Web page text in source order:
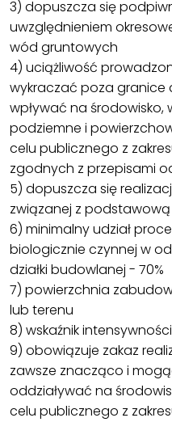
3) dopuszcza się
uwzględnieniem
wód gruntowych
4) uciążliwość
wykraczać poza granice
wpływać na
podziemne i
celu publicznego z
zgodnych z przepisami
5) dopuszcza się
związanej z
6) minimalny udział
biologicznie czynnej w
działki budowlanej - 70%
7) powierzchnia
lub terenu
8) wskaźnik
9) obowiązuje zakaz
zawsze znacząco i
oddziaływać na
celu publicznego z